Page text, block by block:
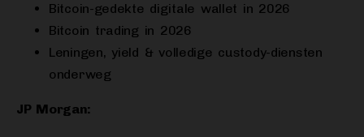
Bitcoin-gedekte digitale wallet in 2026
Bitcoin trading in 2026
Leningen, yield & volledige custody-diensten
onderweg
JP Morgan: